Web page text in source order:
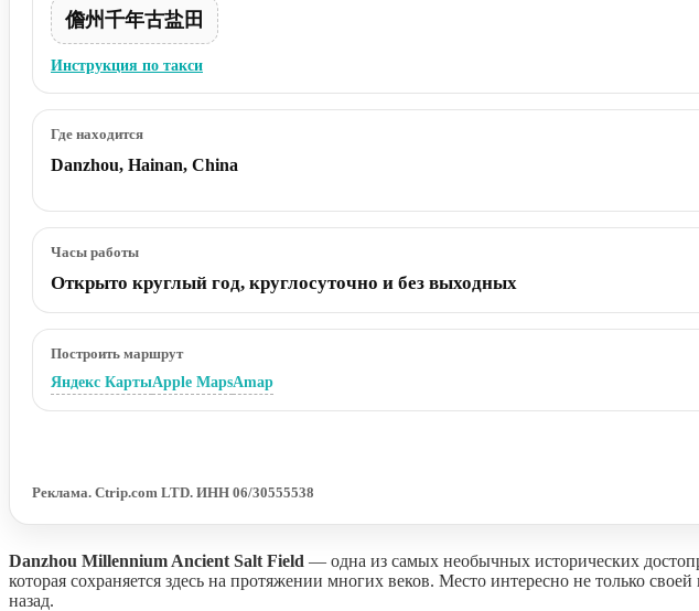
儋州千年古盐田
Инструкция по такси
Где находится
Danzhou, Hainan, China
Часы работы
Открыто круглый год, круглосуточно и без выходных
Построить маршрут
Яндекс КартыApple MapsAmap
Реклама. Ctrip.com LTD. ИНН 06/30555538
Danzhou Millennium Ancient Salt Field — одна из самых необычных исторических
которая сохраняется здесь на протяжении многих веков. Место интересно не только
назад.